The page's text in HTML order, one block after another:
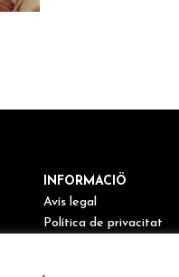
INFORMACIÖ
Avís legal
Política de privacitat